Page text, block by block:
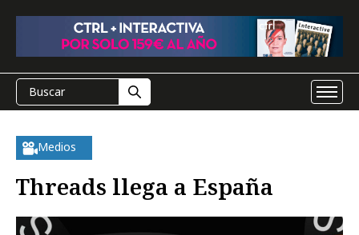
Medios
Threads llega a España